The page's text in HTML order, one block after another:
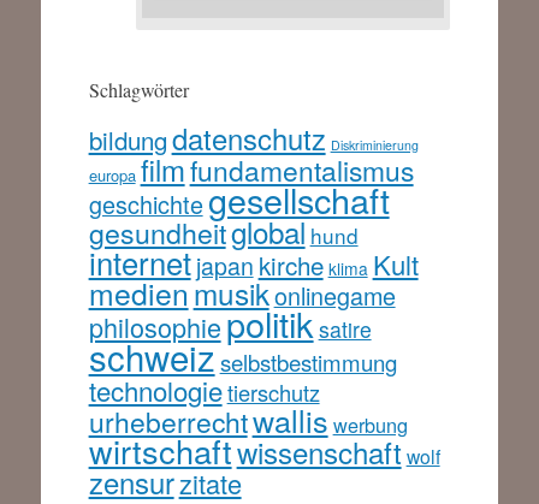
Schlagwörter
bildungdatenschutz Diskriminierung
europa filmfundamentalismus
geschichtegesellschaft
gesundheitglobal hund
internetjapan kirche klima Kult
medienmusikonlinegame
philosophiepolitiksatire
schweizselbstbestimmung
technologietierschutz
urheberrechtwallis werbung
wirtschaftwissenschaft wolf
zensurzitate